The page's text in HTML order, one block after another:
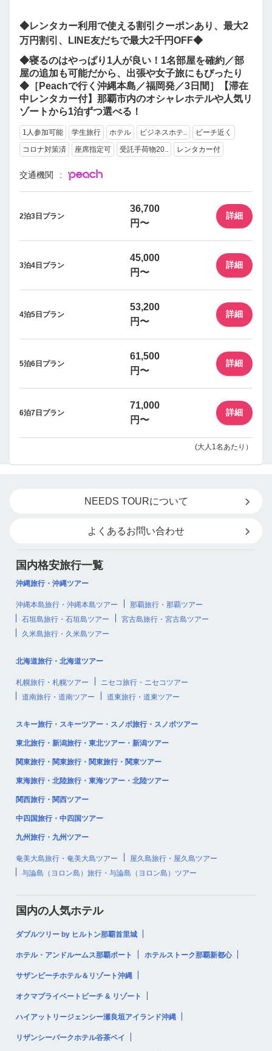
◆レンタカー利用で使える割引クーポンあり、最大2
万円割引、LINE友だちで最大2千円OFF◆
◆寝るのはやっぱり1人が良い！1名部屋を確約／部
屋の追加も可能だから、出張や女子旅にもぴったり
◆［Peachで行く沖縄本島／福岡発／3日間］【滞在
中レンタカー付】那覇市内のオシャレホテルや人気リ
ゾートから1泊ずつ選べる！
1人参加可能 学生旅行 ホテル ビジネスホテ..
ビーチ近く
コロナ対策済
座席指定可 受託手荷物20.. レンタカー付
交通機関
2泊3日プラン
36,700
円〜
詳細
3泊4日プラン
45,000
円〜
詳細
4泊5日プラン
53,200
円〜
詳細
5泊6日プラン
61,500
円〜
詳細
6泊7日プラン
71,000
円〜
詳細
(大人1名あたり）
NEEDS TOURについて
よくあるお問い合わせ
国内格安旅行一覧
沖縄旅行・沖縄ツアー
沖縄本島旅行・沖縄本島ツアー
那覇旅行・那覇ツアー
石垣島旅行・石垣島ツアー
宮古島旅行・宮古島ツアー
久米島旅行・久米島ツアー
北海道旅行・北海道ツアー
札幌旅行・札幌ツアー
ニセコ旅行・ニセコツアー
道南旅行・道南ツアー
道東旅行・道東ツアー
スキー旅行・スキーツアー・スノボ旅行・スノボツアー
東北旅行・新潟旅行・東北ツアー・新潟ツアー
関東旅行・関東旅行・関東旅行・関東ツアー
東海旅行・北陸旅行・東海ツアー・北陸ツアー
関西旅行・関西ツアー
中四国旅行・中四国ツアー
九州旅行・九州ツアー
奄美大島旅行・奄美大島ツアー
屋久島旅行・屋久島ツアー
与論島（ヨロン島）旅行・与論島（ヨロン島）ツアー
国内の人気ホテル
ダブルツリー by ヒルトン那覇首里城
ホテル・アンドルームス那覇ポート ホテルストーク那覇新都心
サザンビーチホテル＆リゾート沖縄
オクマプライベートビーチ & リゾート
ハイアットリージェンシー瀬良垣アイランド沖縄
リザンシーパークホテル谷茶ベイ